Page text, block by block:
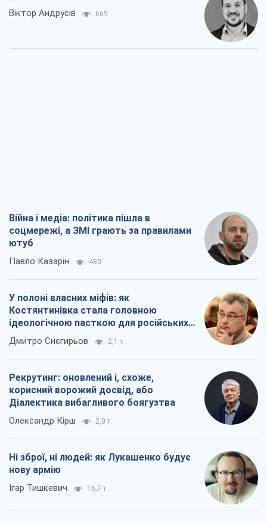
Віктор Андрусів 669
Війна і медіа: політика пішла в
соцмережі, а ЗМІ грають за правилами
ютуб
Павло Казарін 480
У полоні власних міфів: як
Костянтинівка стала головною
ідеологічною пасткою для російських
окупантів
Дмитро Снєгирьов 2,1 т.
Рекрутинг: оновлений і, схоже,
корисний ворожий досвід, або
Діалектика вибагливого боягузтва
Олександр Кірш 2,0 т.
Ні зброї, ні людей: як Лукашенко будує
нову армію
Ігар Тишкевич 16,7 т.